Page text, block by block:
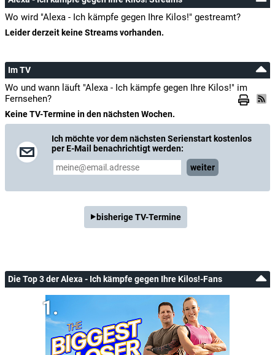
Wo wird "Alexa - Ich kämpfe gegen Ihre Kilos!" gestreamt?
Leider derzeit keine Streams vorhanden.
Im TV
Wo und wann läuft "Alexa - Ich kämpfe gegen Ihre Kilos!" im
Fernsehen?
Keine TV-Termine in den nächsten Wochen.
Ich möchte vor dem nächsten Serienstart kostenlos
per E-Mail benachrichtigt werden:
weiter
bisherige TV-Termine
Die Top 3 der Alexa - Ich kämpfe gegen Ihre Kilos!-Fans